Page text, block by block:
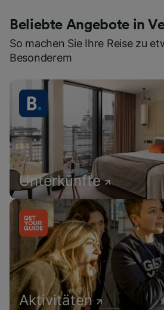
Beliebte Angebote in
So machen Sie Ihre Reise zu
Besonderem
Unterkünfte
Aktivitäten